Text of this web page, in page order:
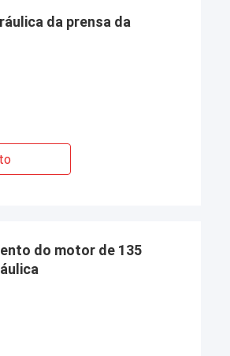
da prensa da
do motor de 135